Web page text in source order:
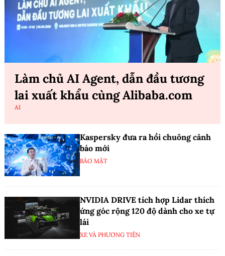
Làm chủ AI Agent, dẫn đầu tương
lai xuất khẩu cùng Alibaba.com
AI
Kaspersky đưa ra hồi chuông cảnh
báo mới
BẢO MẬT
NVIDIA DRIVE tích hợp Lidar thích
ứng góc rộng 120 độ dành cho xe tự
lái
XE VÀ PHƯƠNG TIỆN